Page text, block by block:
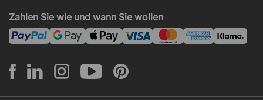
News und Artikel
Montage
Zahlen Sie wie und wann Sie wollen
ISO 14001
ISO 45001